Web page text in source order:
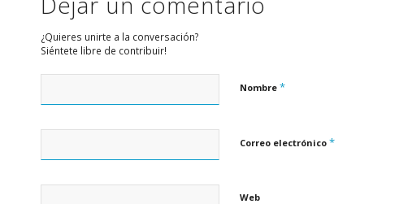
¿Quieres unirte a la conversación?
Siéntete libre de contribuir!
Nombre *
Correo electrónico *
Web